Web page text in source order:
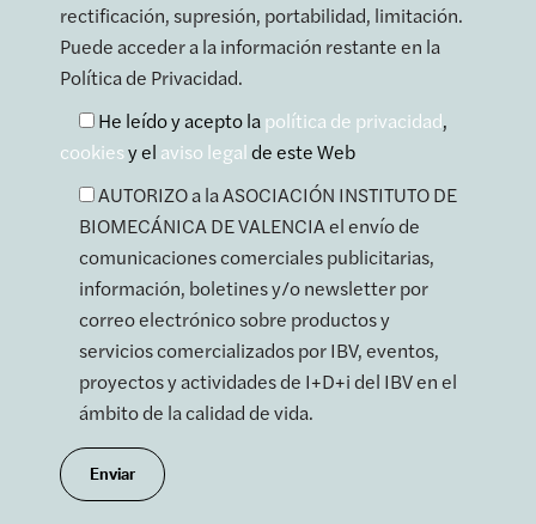
rectificación, supresión, portabilidad, limitación.
Puede acceder a la información restante en la
Política de Privacidad.
He leído y acepto lapolítica de privacidad,
cookiesy el aviso legalde este Web
AUTORIZO a la ASOCIACIÓN INSTITUTO DE
BIOMECÁNICA DE VALENCIA el envío de
comunicaciones comerciales publicitarias,
información, boletines y/o newsletter por
correo electrónico sobre productos y
servicios comercializados por IBV, eventos,
proyectos y actividades de I+D+i del IBV en el
ámbito de la calidad de vida.
Enviar